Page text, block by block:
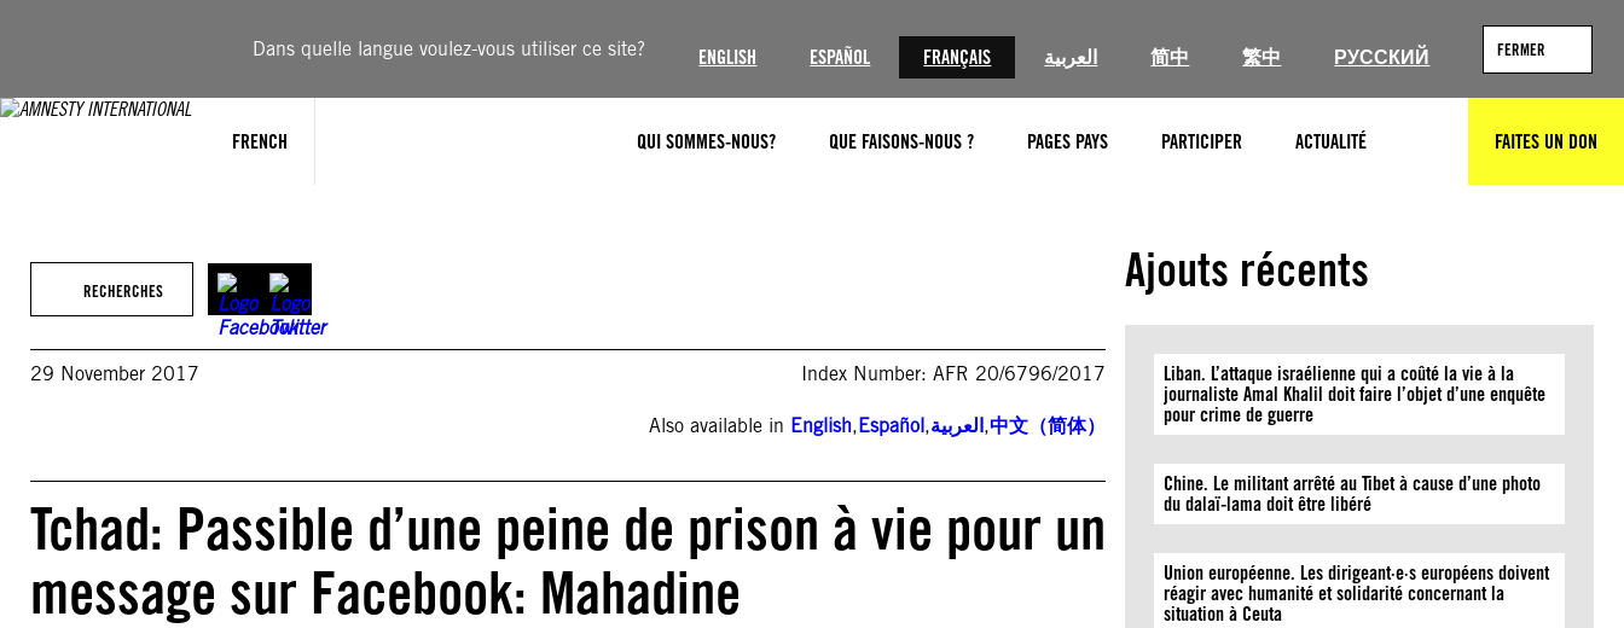
Dans quelle langue voulez-vous utiliser ce site? ENGLISH ESPAÑOL FRANÇAIS العربية 简中 繁中 РУССКИЙ FERMER
FRENCH QUI SOMMES-NOUS? QUE FAISONS-NOUS ? PAGES PAYS PARTICIPER ACTUALITÉ RECHERCHERFAITES UN DON
RECHERCHES
29 November 2017 Index Number: AFR 20/6796/2017
Also available in English,Español,العربية,中文（简体）
Tchad: Passible d’une peine de prison à vie pour un
message sur Facebook: Mahadine
Ajouts récents
Liban. L’attaque israélienne qui a coûté la vie à la
journaliste Amal Khalil doit faire l’objet d’une enquête
pour crime de guerre
Chine. Le militant arrêté au Tibet à cause d’une photo
du dalaï-lama doit être libéré
Union européenne. Les dirigeant·e·s européens doivent
réagir avec humanité et solidarité concernant la
situation à Ceuta